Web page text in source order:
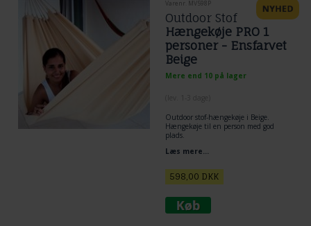
Varenr. MV598P
Outdoor Stof
Hængekøje PRO 1
personer - Ensfarvet
Beige
Mere end 10 på lager
Outdoor stof-hængekøje i Beige.
Hængekøje til en person med god
plads.
kvalitets hængekøje til udeliv. Let
Læs mere...
598,00 DKK